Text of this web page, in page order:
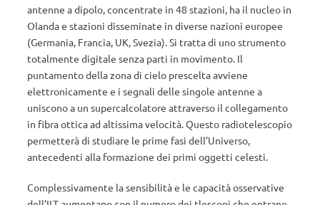
antenne a dipolo, concentrate in 48 stazioni, ha il nucleo in
Olanda e stazioni disseminate in diverse nazioni europee
(Germania, Francia, UK, Svezia). Si tratta di uno strumento
totalmente digitale senza parti in movimento. Il
puntamento della zona di cielo prescelta avviene
elettronicamente e i segnali delle singole antenne a
uniscono a un supercalcolatore attraverso il collegamento
in fibra ottica ad altissima velocità. Questo radiotelescopio
permetterà di studiare le prime fasi dell’Universo,
antecedenti alla formazione dei primi oggetti celesti.
Complessivamente la sensibilità e le capacità osservative